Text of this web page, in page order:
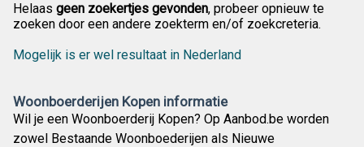
Helaas geen zoekertjes gevonden, probeer opnieuw te
zoeken door een andere zoekterm en/of zoekcreteria.
Mogelijk is er wel resultaat in Nederland
Woonboerderijen Kopen informatie
Wil je een Woonboerderij Kopen? Op Aanbod.be worden
zowel Bestaande Woonboederijen als Nieuwe